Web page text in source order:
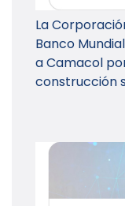
La
Banco
a Camacol
construcción